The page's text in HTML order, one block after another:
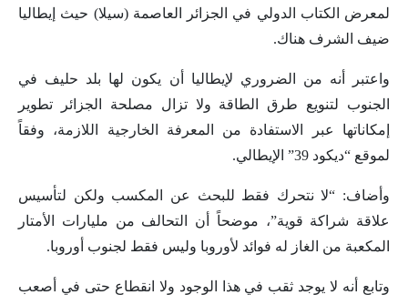
لمعرض الكتاب الدولي في الجزائر العاصمة (سيلا) حيث إيطاليا
ضيف الشرف هناك.
واعتبر أنه من الضروري لإيطاليا أن يكون لها بلد حليف في
الجنوب لتنويع طرق الطاقة ولا تزال مصلحة الجزائر تطوير
إمكاناتها عبر الاستفادة من المعرفة الخارجية اللازمة، وفقاً
لموقع “ديكود 39” الإيطالي.
وأضاف: “لا نتحرك فقط للبحث عن المكسب ولكن لتأسيس
علاقة شراكة قوية”، موضحاً أن التحالف من مليارات الأمتار
المكعبة من الغاز له فوائد لأوروبا وليس فقط لجنوب أوروبا.
وتابع أنه لا يوجد ثقب في هذا الوجود ولا انقطاع حتى في أصعب